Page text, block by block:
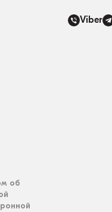
Viber
об